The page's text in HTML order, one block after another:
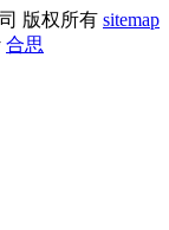
版权所有 sitemap
合思